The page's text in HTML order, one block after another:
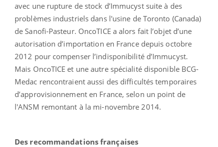
avec une rupture de stock d’Immucyst suite à des
problèmes industriels dans l'usine de Toronto (Canada)
de Sanofi-Pasteur. OncoTICE a alors fait l’objet d’une
autorisation d’importation en France depuis octobre
2012 pour compenser l’indisponibilité d’Immucyst.
Mais OncoTICE et une autre spécialité disponible BCG-
Medac rencontraient aussi des difficultés temporaires
d’approvisionnement en France, selon un point de
l'ANSM remontant à la mi-novembre 2014.
Des recommandations françaises